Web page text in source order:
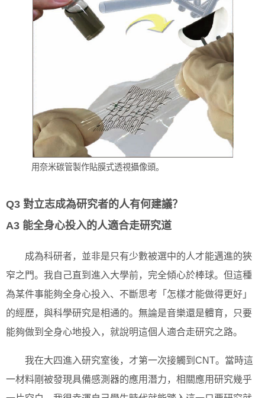
用奈米碳管製作貼膜式透視攝像頭。
Q3 對立志成為研究者的人有何建議？
A3 能全身心投入的人適合走研究道
成為科研者，並非是只有少數被選中的人才能邁進的狹
窄之門。我自己直到進入大學前，完全傾心於棒球。但這種
為某件事能夠全身心投入、不斷思考「怎樣才能做得更好」
的經歷，與科學研究是相通的。無論是音樂還是體育，只要
能夠做到全身心地投入，就說明這個人適合走研究之路。
我在大四進入研究室後，才第一次接觸到CNT。當時這
一材料剛被發現具備感測器的應用潛力，相關應用研究幾乎